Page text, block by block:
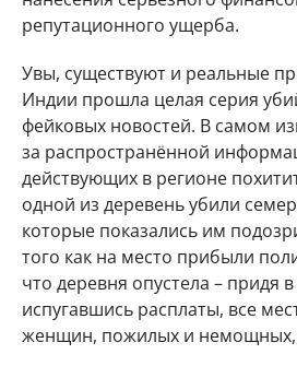
репутационного ущерба.
Увы, существуют и реальные
Индии прошла целая серия
фейковых новостей. В самом
за распространённой
действующих в регионе
одной из деревень убили
которые показались им
того как на место прибыли
что деревня опустела – придя
испугавшись расплаты, все
женщин, пожилых и немощных,